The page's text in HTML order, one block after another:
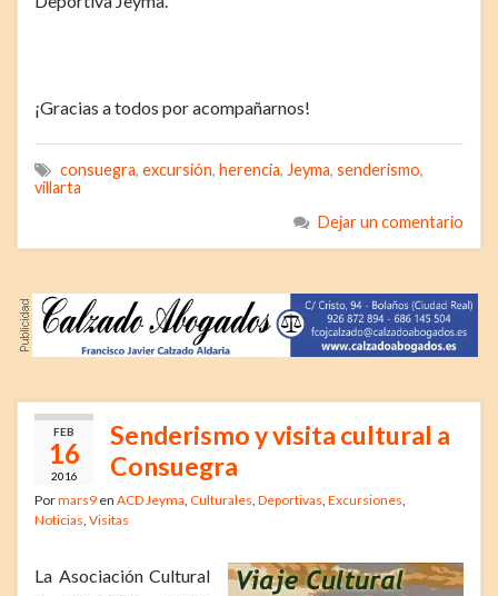
¡Gracias a todos por acompañarnos!
consuegra, excursión, herencia, Jeyma, senderismo,
villarta
Dejar un comentario
FEB
16
2016
Senderismo y visita cultural a
Consuegra
Pormars9 en ACD Jeyma, Culturales, Deportivas, Excursiones,
Noticias, Visitas
La Asociación Cultural